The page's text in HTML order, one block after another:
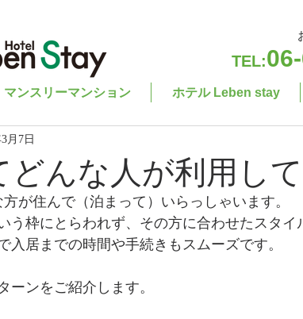
TEL:
マンスリーマンション ホテル Leben stay
どんな人が利用し
月7日
が住んで（泊まって）いらっしゃいます。
う枠にとらわれず、その方に合わせたスタイ
入居までの時間や手続きもスムーズです。
ーンをご紹介します。